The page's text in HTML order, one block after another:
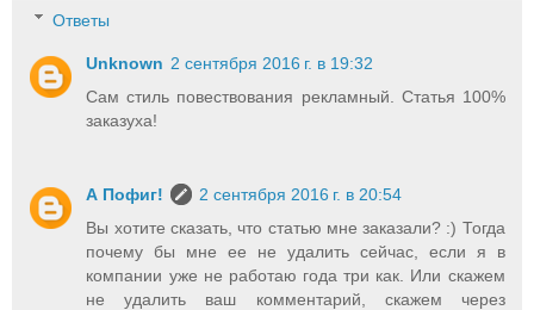
Ответы
Unknown 2 сентября 2016 г. в 19:32
Сам стиль повествования рекламный. Статья 100%
заказуха!
А Пофиг!
2 сентября 2016 г. в 20:54
Вы хотите сказать, что статью мне заказали? :) Тогда
почему бы мне ее не удалить сейчас, если я в
компании уже не работаю года три как. Или скажем
не удалить ваш комментарий, скажем через